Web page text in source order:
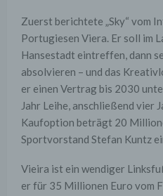
Zuerst berichtete „Sky“ vom
Portugiesen Viera. Er soll im
Hansestadt eintreffen, dann
absolvieren – und das
er einen Vertrag bis 2030
Jahr Leihe, anschließend vier
Kaufoption beträgt 20
Sportvorstand Stefan Kuntz
Vieira ist ein wendiger
er für 35 Millionen Euro vom